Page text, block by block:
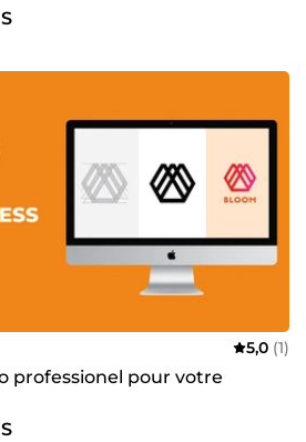
5,0 (1)
professionel pour votre